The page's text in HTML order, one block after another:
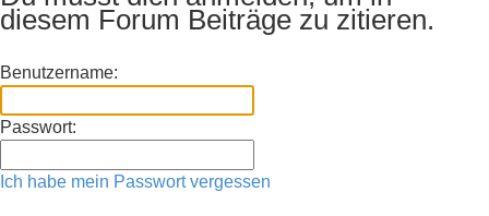
diesem Forum Beiträge zu zitieren.
Benutzername:
Passwort:
Ich habe mein Passwort vergessen